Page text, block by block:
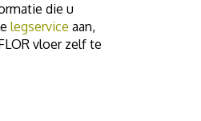
die u
legservice aan,
vloer zelf te